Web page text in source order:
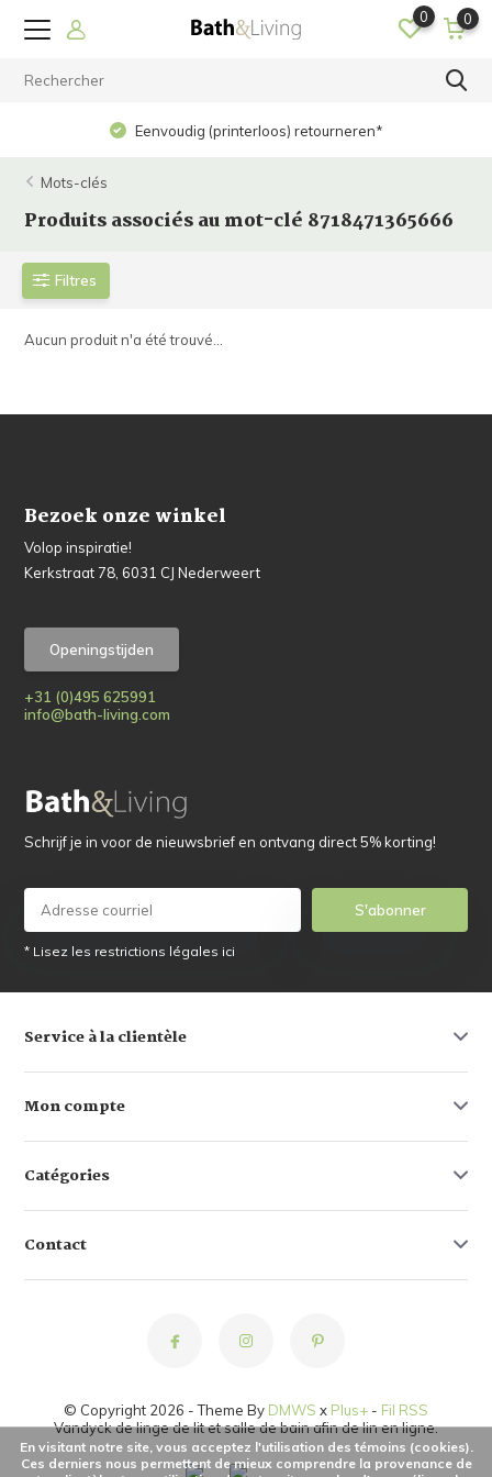
0 0
Eenvoudig (printerloos) retourneren*
Mots-clés
Produits associés au mot-clé 8718471365666
Filtres
Aucun produit n'a été trouvé...
Bezoek onze winkel
Volop inspiratie!
Kerkstraat 78, 6031 CJ Nederweert
Openingstijden
+31 (0)495 625991
info@bath-living.com
Schrijf je in voor de nieuwsbrief en ontvang direct 5% korting!
S'abonner
* Lisez les restrictions légales ici
Service à la clientèle
Mon compte
Catégories
Contact
© Copyright 2026 - Theme By DMWS x Plus+ - Fil RSS
Vandyck de linge de lit et salle de bain afin de lin en ligne.
En visitant notre site, vous acceptez l'utilisation des témoins (cookies).
Ces derniers nous permettent de mieux comprendre la provenance de